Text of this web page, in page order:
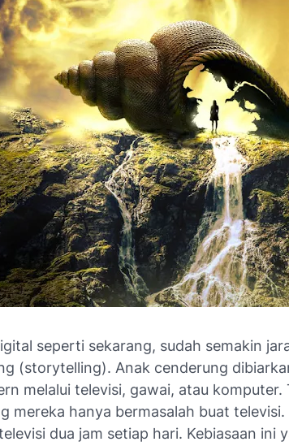
seperti sekarang, sudah semakin
(storytelling). Anak cenderung
melalui televisi, gawai, atau komputer.
mereka hanya bermasalah buat televisi.
dua jam setiap hari. Kebiasaan ini